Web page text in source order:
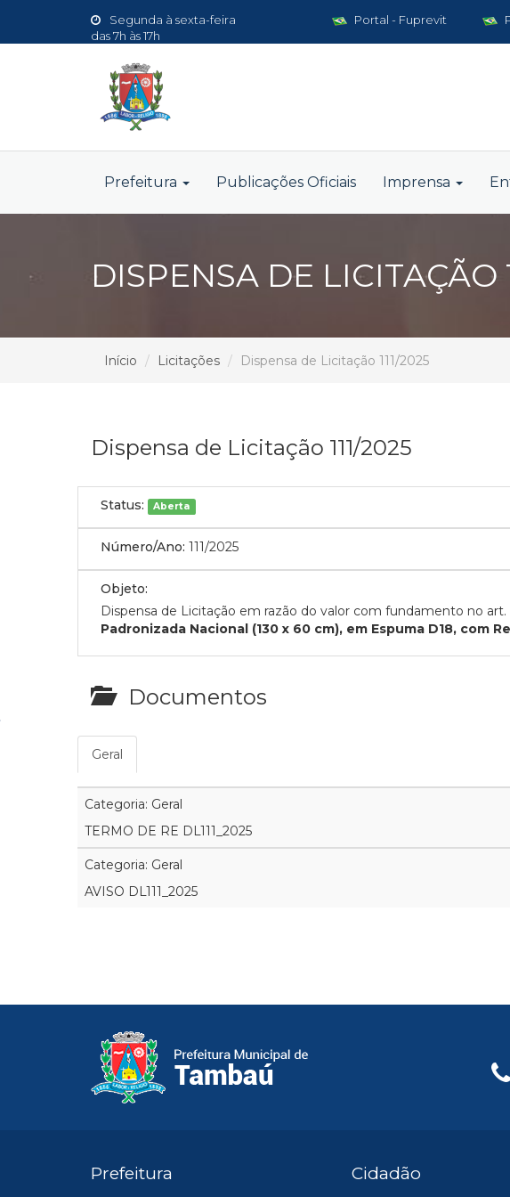
Segunda à sexta-feira
das 7h às 17h
Portal - Fuprevit
Prefeitura Publicações Oficiais Imprensa
DISPENSA DE LICITAÇÃO
Início Licitações Dispensa de Licitação 111/2025
Dispensa de Licitação 111/2025
Status: Aberta
Número/Ano: 111/2025
Objeto:
Dispensa de Licitação em razão do valor com fundamento no art.
Padronizada Nacional (130 x 60 cm), em Espuma D18, com
Documentos
Geral
Categoria: Geral
TERMO DE RE DL111_2025
Categoria: Geral
AVISO DL111_2025
Prefeitura Cidadão